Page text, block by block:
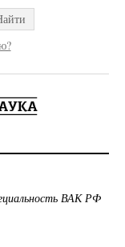
ВАК РФ